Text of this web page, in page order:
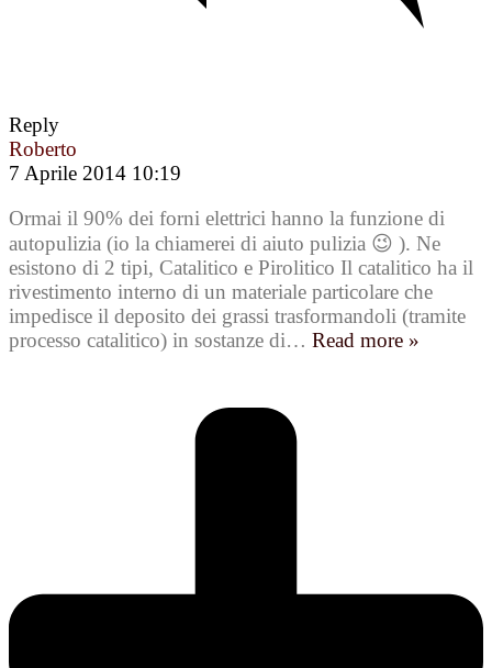
Reply
Roberto
7 Aprile 2014 10:19
Ormai il 90% dei forni elettrici hanno la funzione di
autopulizia (io la chiamerei di aiuto pulizia 😉 ). Ne
esistono di 2 tipi, Catalitico e Pirolitico Il catalitico ha il
rivestimento interno di un materiale particolare che
impedisce il deposito dei grassi trasformandoli (tramite
processo catalitico) in sostanze di… Read more »